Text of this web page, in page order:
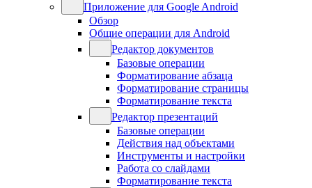
Приложение для Google Android
Обзор
Общие операции для Android
Редактор документов
Базовые операции
Форматирование абзаца
Форматирование страницы
Форматирование текста
Редактор презентаций
Базовые операции
Действия над объектами
Инструменты и настройки
Работа со слайдами
Форматирование текста